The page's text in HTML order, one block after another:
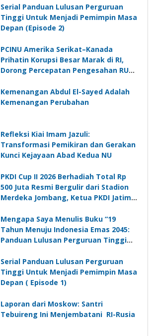
Serial Panduan Lulusan Perguruan
Tinggi Untuk Menjadi Pemimpin Masa
Depan (Episode 2)
PCINU Amerika Serikat–Kanada
Prihatin Korupsi Besar Marak di RI,
Dorong Percepatan Pengesahan RUU
Kemenangan Abdul El-Sayed Adalah
Kemenangan Perubahan
Refleksi Kiai Imam Jazuli:
Transformasi Pemikiran dan Gerakan
Kunci Kejayaan Abad Kedua NU
PKDI Cup II 2026 Berhadiah Total Rp
500 Juta Resmi Bergulir dari Stadion
Merdeka Jombang, Ketua PKDI Jatim:
Komunikasi Kades untuk Memajukan
Desa
Mengapa Saya Menulis Buku “19
Tahun Menuju Indonesia Emas 2045:
Panduan Lulusan Perguruan Tinggi
Depan”?
Serial Panduan Lulusan Perguruan
Tinggi Untuk Menjadi Pemimpin Masa
Depan ( Episode 1)
Laporan dari Moskow: Santri
Tebuireng Ini Menjembatani RI-Rusia